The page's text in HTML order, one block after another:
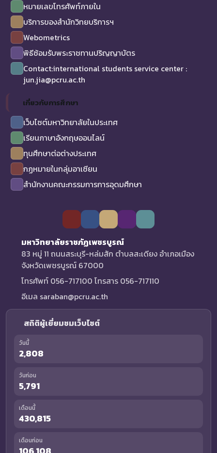
หมายเลขโทรศัพท์ภายใน
บริการของสำนักวิทยบริการฯ
Webometrics
พิธีซ้อมรับพระราชทานปริญญาบัตร
Contact:international students service center :
jun.jia@pcru.ac.th
เกี่ยวกับการศึกษา
เว็บไซต์มหาวิทยาลัยในประเทศ
เรียนภาษาอังกฤษออนไลน์
ทุนศึกษาต่อต่างประเทศ
กฏหมายในกลุ่มอาเซียน
สำนักงานคณะกรรมการการอุดมศึกษา
มหาวิทยาลัยราชภัฏเพชรบูรณ์
83 หมู่ 11 ถนนสระบุรี-หล่มสัก ตำบลสะเดียง อำเภอเมือง
จังหวัดเพชรบูรณ์ 67000
โทรศัพท์ 056-717100 โทรสาร 056-717110
อีเมล saraban@pcru.ac.th
สถิติผู้เยี่ยมชมเว็บไซต์
วันนี้
2,808
วันก่อน
5,791
เดือนนี้
430,815
เดือนก่อน